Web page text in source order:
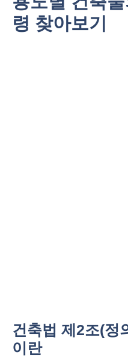
령 찾아보기
건축법 제2조(정
이란